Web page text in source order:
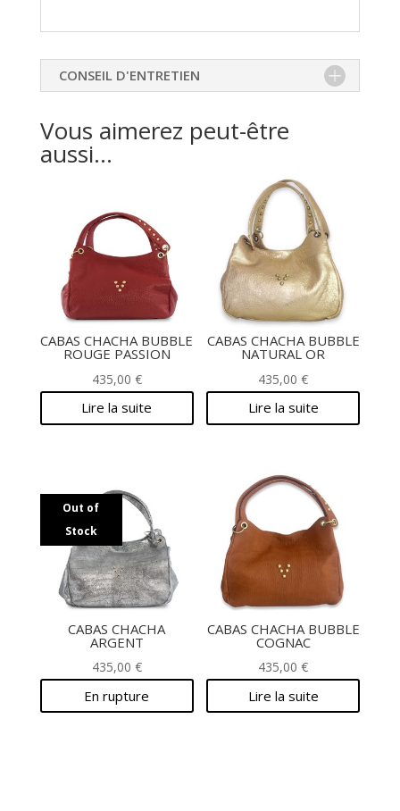
CONSEIL D'ENTRETIEN
Vous aimerez peut-être
aussi…
CABAS CHACHA BUBBLE
ROUGE PASSION
435,00 €
Lire la suite
CABAS CHACHA BUBBLE
NATURAL OR
435,00€
Lire la suite
Out of
Stock
CABAS CHACHA
ARGENT
435,00 €
En rupture
CABAS CHACHA BUBBLE
COGNAC
435,00€
Lire la suite